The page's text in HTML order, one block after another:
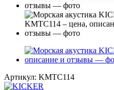
Артикул: KMTC114